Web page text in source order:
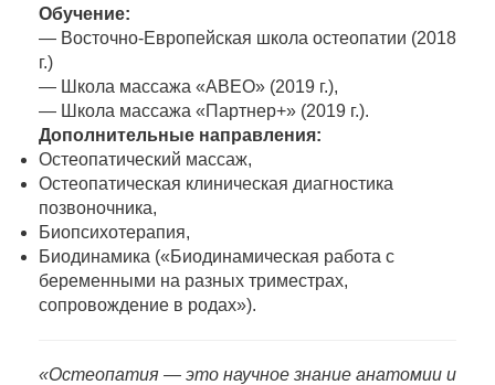
Обучение:
— Восточно-Европейская школа остеопатии (2018
г.)
— Школа массажа «АВЕО» (2019 г.),
— Школа массажа «Партнер+» (2019 г.).
Дополнительные направления:
Остеопатический массаж,
Остеопатическая клиническая диагностика
позвоночника,
Биопсихотерапия,
Биодинамика («Биодинамическая работа c
беременными на разных триместрах,
сопровождение в родах»).
«Остеопатия — это научное знание анатомии и